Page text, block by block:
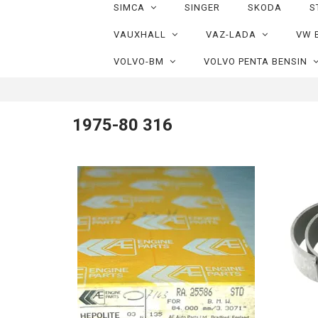
SIMCA SINGER SKODA
VAUXHALL VAZ-LADA VW
VOLVO-BM VOLVO PENTA BENSIN
1975-80 316